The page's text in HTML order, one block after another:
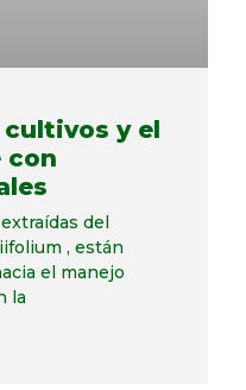
y el
con
del
, están
el manejo
la